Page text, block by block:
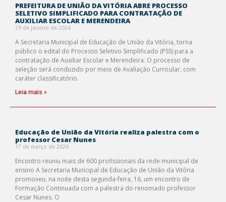
PREFEITURA DE UNIÃO DA VITÓRIA ABRE PROCESSO
SELETIVO SIMPLIFICADO PARA CONTRATAÇÃO DE
AUXILIAR ESCOLAR E MERENDEIRA
29 de janeiro de 2024
A Secretaria Municipal de Educação de União da Vitória, torna
público o edital do Processo Seletivo Simplificado (PSS) para a
contratação de Auxiliar Escolar e Merendeira. O processo de
seleção será conduzido por meio de Avaliação Curricular, com
caráter classificatório.
Leia mais »
Educação de União da Vitória realiza palestra com o
professor Cesar Nunes
17 de março de 2026
Encontro reuniu mais de 600 profissionais da rede municipal de
ensino A Secretaria Municipal de Educação de União da Vitória
promoveu, na noite desta segunda-feira, 16, um encontro de
Formação Continuada com a palestra do renomado professor
Cesar Nunes. O